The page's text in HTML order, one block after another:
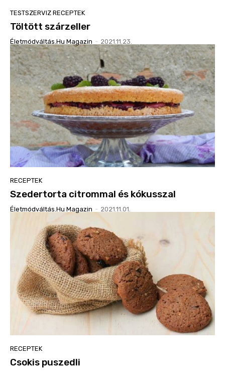
TESTSZERVIZ RECEPTEK
Töltött szárzeller
Életmódváltás.hu Magazin - 2021.11.23.
RECEPTEK
Szedertorta citrommal és kókusszal
Életmódváltás.hu Magazin - 2021.11.01.
RECEPTEK
Csokis puszedli